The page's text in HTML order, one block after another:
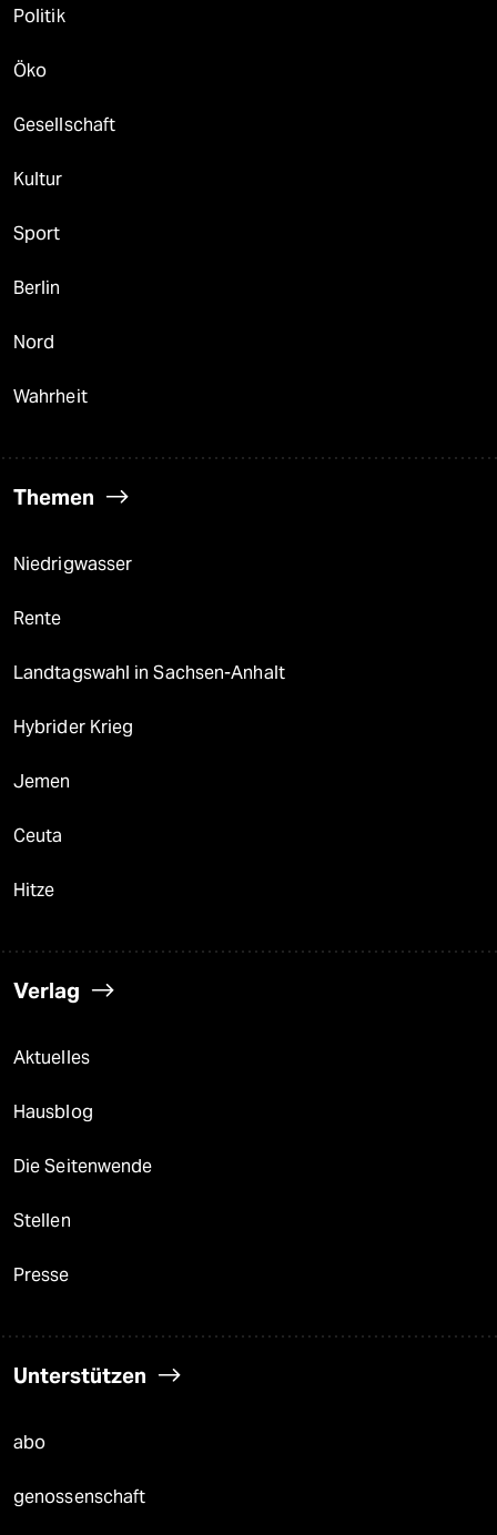
Politik
Öko
Gesellschaft
Kultur
Sport
Berlin
Nord
Wahrheit
Themen
Niedrigwasser
Rente
Landtagswahl in Sachsen-Anhalt
Hybrider Krieg
Jemen
Ceuta
Hitze
Verlag
Aktuelles
Hausblog
Die Seitenwende
Stellen
Presse
Unterstützen
abo
genossenschaft